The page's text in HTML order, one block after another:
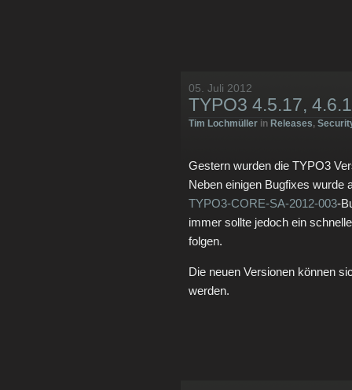
05. Juli 2012
TYPO3 4.5.17,
Tim Lochmüller in Releases,
Gestern wurden die TYPO3
Neben einigen Bugfixes wurde
TYPO3-CORE-SA-2012-003-
immer sollte jedoch ein
folgen.
Die neuen Versionen können
werden.